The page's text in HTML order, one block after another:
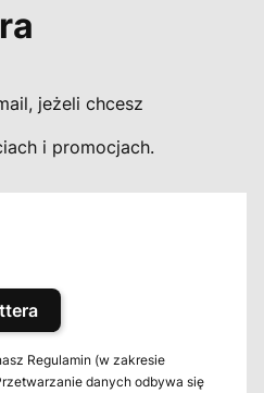
jeżeli chcesz
i promocjach.
Regulamin (w zakresie
danych odbywa się